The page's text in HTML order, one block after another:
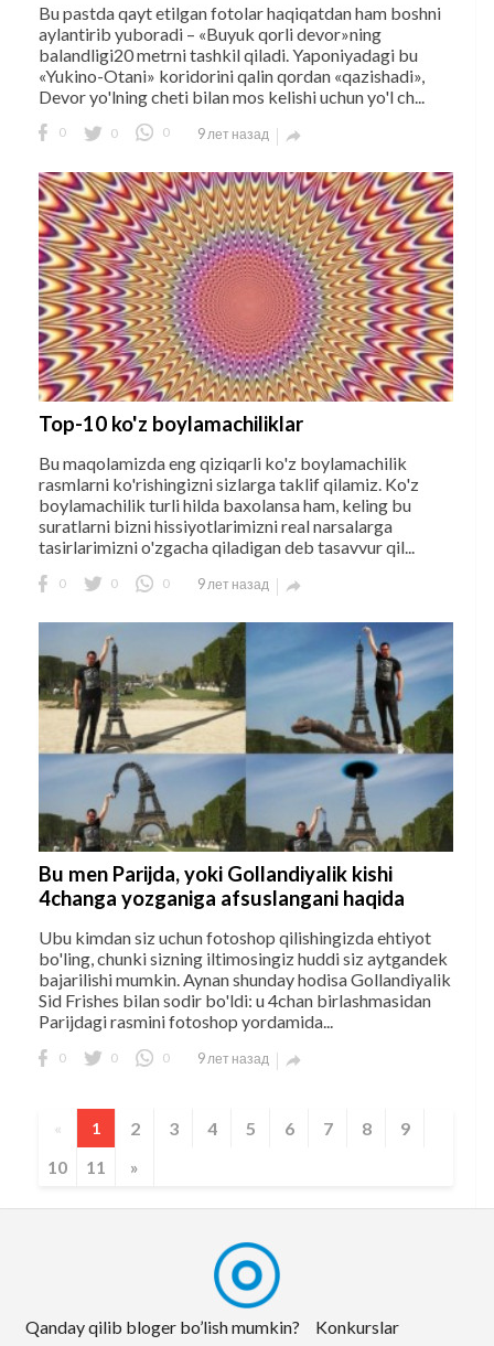
Bu pastda qayt etilgan fotolar haqiqatdan ham boshni
aylantirib yuboradi – «Buyuk qorli devor»ning
balandligi20 metrni tashkil qiladi. Yaponiyadagi bu
«Yukino-Otani» koridorini qalin qordan «qazishadi»,
Devor yo'lning cheti bilan mos kelishi uchun yo'l ch...
0 0 0 9 лет назад 
Top-10 ko'z boylamachiliklar
Bu maqolamizda eng qiziqarli ko'z boylamachilik
rasmlarni ko'rishingizni sizlarga taklif qilamiz. Ko'z
boylamachilik turli hilda baxolansa ham, keling bu
suratlarni bizni hissiyotlarimizni real narsalarga
tasirlarimizni o'zgacha qiladigan deb tasavvur qil...
0 0 0 9 лет назад 
Bu men Parijda, yoki Gollandiyalik kishi
4changa yozganiga afsuslangani haqida
Ubu kimdan siz uchun fotoshop qilishingizda ehtiyot
bo'ling, chunki sizning iltimosingiz huddi siz aytgandek
bajarilishi mumkin. Aynan shunday hodisa Gollandiyalik
Sid Frishes bilan sodir bo'ldi: u 4chan birlashmasidan
Parijdagi rasmini fotoshop yordamida...
0 0 0 9 лет назад 
« 1 2 3 4 5 6 7 8
9
10
11 »
Qanday qilib bloger bo’lish mumkin? Konkurslar